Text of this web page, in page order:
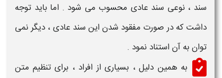
سند ، نوعی سند عادی محسوب می شود . اما باید توجه
داشت که در صورت مفقود شدن این سند عادی ، دیگر نمی
توان به آن استناد نمود .
به همین دلیل ، بسیاری از افراد ، برای تنظیم متن